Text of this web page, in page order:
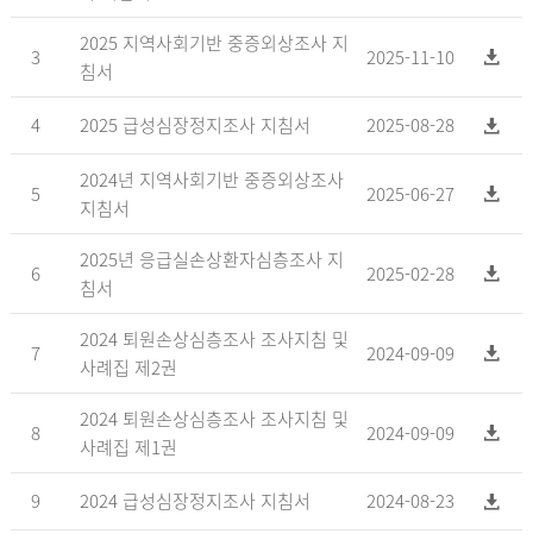
3
2025 지역사회기반 중증외상조사 지
침서
2025-11-10
4 2025 급성심장정지조사 지침서 2025-08-28
5
2024년 지역사회기반 중증외상조사
지침서
2025-06-27
6
2025년 응급실손상환자심층조사 지
침서
2025-02-28
7
2024 퇴원손상심층조사 조사지침 및
사례집 제2권
2024-09-09
8
2024 퇴원손상심층조사 조사지침 및
사례집 제1권
2024-09-09
9 2024 급성심장정지조사 지침서 2024-08-23